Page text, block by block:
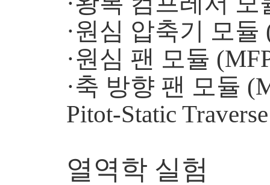
·원심 압축기 모듈
·원심 팬 모듈
·축 방향 팬 모듈
Pitot-Static
열역학 실험